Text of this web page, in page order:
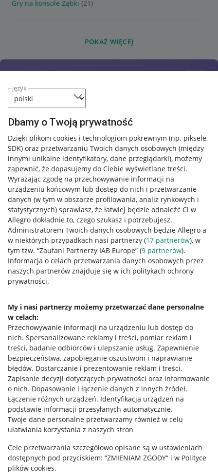
język
Dbamy o Twoją prywatność
Dzięki plikom cookies i technologiom pokrewnym (np. piksele,
SDK) oraz przetwarzaniu Twoich danych osobowych (między
innymi unikalne identyfikatory, dane przeglądarki), możemy
zapewnić, że dopasujemy do Ciebie wyświetlane treści.
Wyrażając zgodę na przechowywanie informacji na
urządzeniu końcowym lub dostęp do nich i przetwarzanie
danych (w tym w obszarze profilowania, analiz rynkowych i
statystycznych) sprawiasz, że łatwiej będzie odnaleźć Ci w
Allegro dokładnie to, czego szukasz i potrzebujesz.
Administratorem Twoich danych osobowych będzie Allegro a
w niektórych przypadkach nasi partnerzy (17 partnerów), w
tym tzw. “Zaufani Partnerzy IAB Europe” (9 partnerów).
Informacja o celach przetwarzania danych osobowych przez
naszych partnerów znajduje się w ich politykach ochrony
prywatności.
My i nasi partnerzy możemy przetwarzać dane personalne
w celach:
Przechowywanie informacji na urządzeniu lub dostęp do
nich. Spersonalizowane reklamy i treści, pomiar reklam i
treści, badanie odbiorców i ulepszanie usług. Zapewnienie
bezpieczeństwa, zapobieganie oszustwom i naprawianie
błędów. Dostarczanie i prezentowanie reklam i treści.
Zapisanie decyzji dotyczących prywatności oraz informowanie
o nich. Dopasowanie i łączenie danych z innych źródeł.
Łączenie różnych urządzeń. Identyfikacja urządzeń na
podstawie informacji przesyłanych automatycznie.
Twoje dane personalne przetwarzamy również w celu
ułatwiania korzystania z naszych stron
Cele przetwarzania szczegółowo opisane są w ustawieniach
dostępnych pod przyciskiem: “ZMIENIAM ZGODY” i w Polityce
plików cookies.
Gry na konsole Ząbki (21)
POKAŻ WIĘCEJ
Przydatne informacje
Jak to działa
Allegro Gadane dla sprzedających
Allegro Gadane dla kupujących
Mapa miejscowości
Informacje prawne
Regulamin
Polityka plików "cookies"
Ustawienia plików "cookies"
Udostępnianie lokalizacji
Informacje dla Aktu o Usługach Cyfrowych